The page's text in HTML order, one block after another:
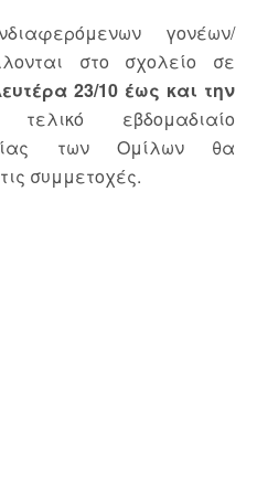
γονέων/
στο σχολείο σε
23/10 έως και την
εβδομαδιαίο
των Ομίλων θα
συμμετοχές.